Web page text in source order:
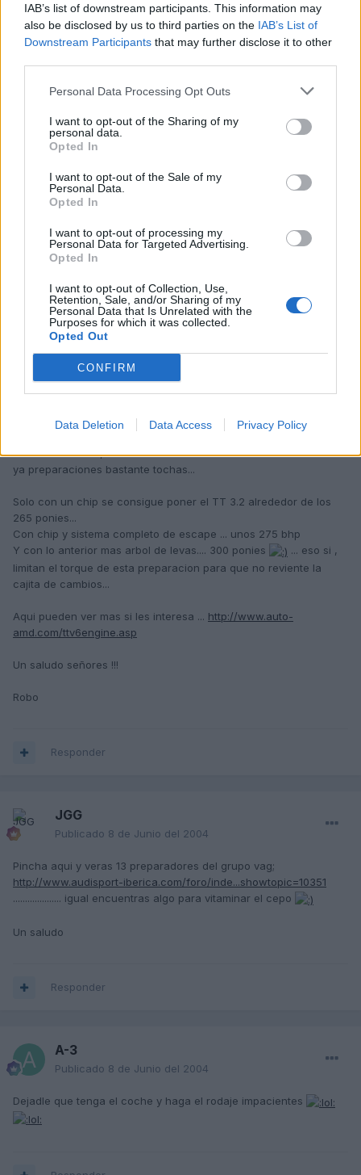
IAB’s list of downstream participants. This information may
also be disclosed by us to third parties on the IAB’s List of
Downstream Participants that may further disclose it to other
Personal Data Processing Opt Outs
I want to opt-out of the Sharing of my
personal data.
Opted In
I want to opt-out of the Sale of my
Personal Data.
Opted In
I want to opt-out of processing my
Personal Data for Targeted Advertising.
Opted In
I want to opt-out of Collection, Use,
Retention, Sale, and/or Sharing of my
Personal Data that Is Unrelated with the
Purposes for which it was collected.
Opted Out
CONFIRM
Data Deletion Data Access Privacy Policy
Responder
Publicado8 de Junio del 2004
eso seria casi hasta mas caro....a menos que lo vacies tipo rally
Responder
Publicado8 de Junio del 2004
Cierto es Rusi
Si les interesa saber sobre temas de potenciacion les
recomiendo se pasen tambien por el foro amigo
informacion...
De todas formas , referente al TT 3.2 DSG .. .existen como decia
ya preparaciones bastante tochas...
Solo con un chip se consigue poner el TT 3.2 alrededor de los
265 ponies...
Con chip y sistema completo de escape ... unos 275 bhp
Y con lo anterior mas arbol de levas.... 300 ponies
... eso si ,
limitan el torque de esta preparacion para que no reviente la
cajita de cambios...
Aqui pueden ver mas si les interesa ... http://www.auto-
amd.com/ttv6engine.asp
Un saludo señores !!!
Robo
Responder
JGG
Publicado 8 de Junio del 2004
Pincha aqui y veras 13 preparadores del grupo vag;
http://www.audisport-iberica.com/foro/inde...showtopic=10351
.................... igual encuentras algo para vitaminar el cepo
Un saludo
Responder
A-3
Publicado 8 de Junio del 2004
Dejadle que tenga el coche y haga el rodaje impacientes